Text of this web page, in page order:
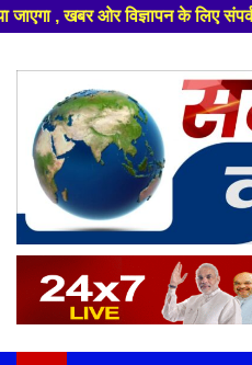
के लिए संपर्क करे +91
content